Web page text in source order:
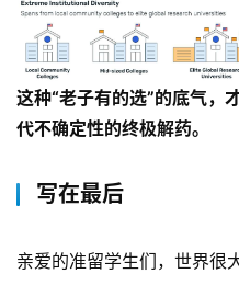
这种“老子有的选”的底气，
代不确定性的终极解药。
写在最后
亲爱的准留学生们，世界很